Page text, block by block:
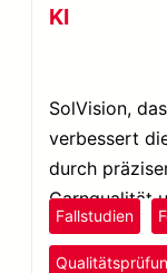
KI
SolVision,
verbessert
durch
Garnqualität
Fallstudien